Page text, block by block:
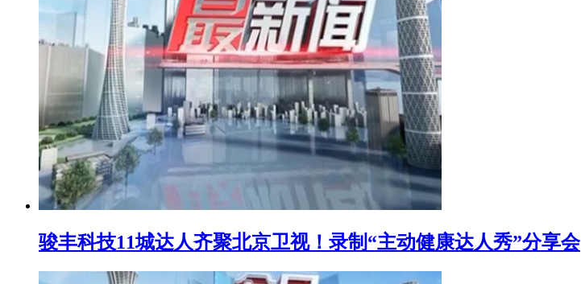
骏丰科技11城达人齐聚北京卫视！录制“主动健康达人秀”分享会